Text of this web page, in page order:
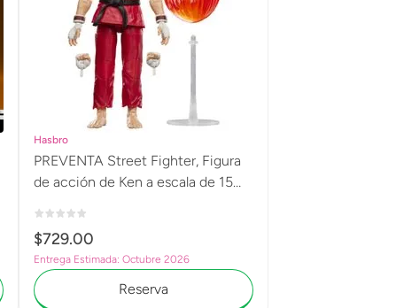
Hasbro
PREVENTA Street Fighter, Figura
de acción de Ken a escala de 15
$729.00
Entrega Estimada: Octubre 2026
Reserva